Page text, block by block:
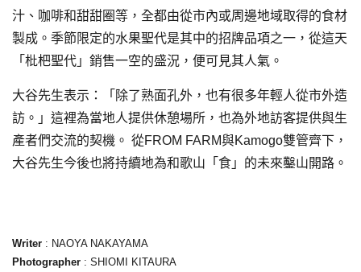
汁、咖啡和甜甜圈等，全都由從市內或周邊地域取得的食材
製成。季節限定的水果聖代是其中的招牌品項之一，從這天
「枇杷聖代」銷售一空的盛況，便可見其人氣。
大谷先生表示：「除了熟面孔外，也有很多年輕人從市外造
訪。」這裡為當地人提供休憩場所，也為外地訪客提供與生
產者們交流的契機。 從FROM FARM與Kamogo雙管齊下，
大谷先生今後也將持續地為和歌山「食」的未來鑿山開路。
Writer: NAOYA NAKAYAMA
Photographer: SHIOMI KITAURA